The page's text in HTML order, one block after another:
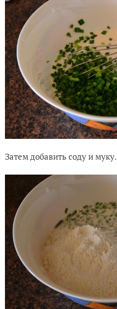
Затем добавить соду и муку.